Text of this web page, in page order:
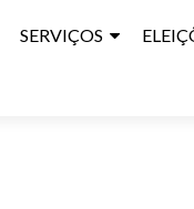
SERVIÇOS